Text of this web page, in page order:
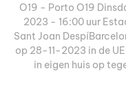
O19 - Porto O19
2023 - 16:00 uur
Sant Joan
op 28-11-2023 in de
in eigen huis op